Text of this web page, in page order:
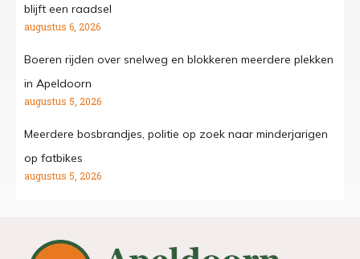
blijft een raadsel
augustus 6, 2026
Boeren rijden over snelweg en blokkeren meerdere plekken
in Apeldoorn
augustus 5, 2026
Meerdere bosbrandjes, politie op zoek naar minderjarigen
op fatbikes
augustus 5, 2026